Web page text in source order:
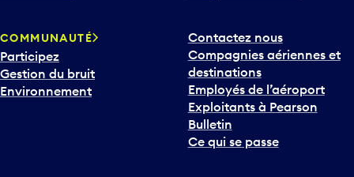
COMMUNAUTÉ
Participez
Gestion du bruit
Environnement
Contactez nous
Compagnies aériennes et
destinations
Employés de l’aéroport
Exploitants à Pearson
Bulletin
Ce qui se passe